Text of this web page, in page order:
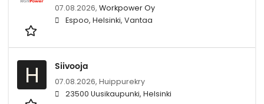
07.08.2026, Workpower Oy
Espoo, Helsinki, Vantaa
H Siivooja
07.08.2026, Huippurekry
23500 Uusikaupunki, Helsinki